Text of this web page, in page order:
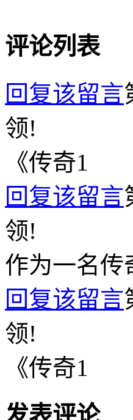
评论列表
回复该留言
领!
《传奇1
回复该留言
领!
作为一名传
回复该留言
领!
《传奇1